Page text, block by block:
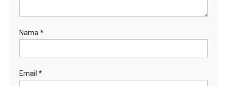
Nama *
Email *